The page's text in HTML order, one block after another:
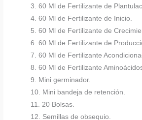
3. 60 Ml de Fertilizante de
4. 60 Ml de Fertilizante de Inicio.
5. 60 Ml de Fertilizante de
6. 60 Ml de Fertilizante de
7. 60 Ml de Fertilizante
8. 60 Ml de Fertilizante
9. Mini germinador.
10. Mini bandeja de retención.
11. 20 Bolsas.
12. Semillas de obsequio.